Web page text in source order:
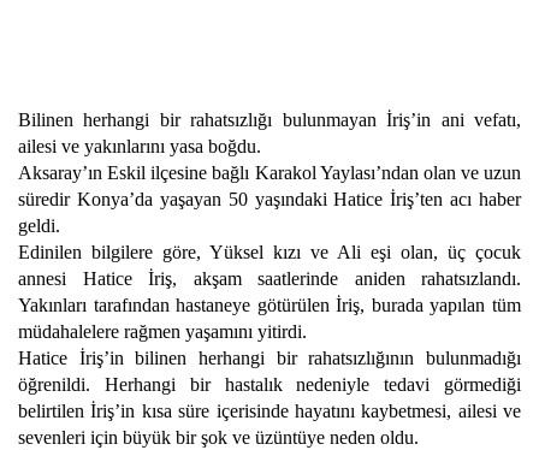
Bilinen herhangi bir rahatsızlığı bulunmayan İriş’in ani vefatı,
ailesi ve yakınlarını yasa boğdu.
Aksaray’ın Eskil ilçesine bağlı Karakol Yaylası’ndan olan ve uzun
süredir Konya’da yaşayan 50 yaşındaki Hatice İriş’ten acı haber
geldi.
Edinilen bilgilere göre, Yüksel kızı ve Ali eşi olan, üç çocuk
annesi Hatice İriş, akşam saatlerinde aniden rahatsızlandı.
Yakınları tarafından hastaneye götürülen İriş, burada yapılan tüm
müdahalelere rağmen yaşamını yitirdi.
Hatice İriş’in bilinen herhangi bir rahatsızlığının bulunmadığı
öğrenildi. Herhangi bir hastalık nedeniyle tedavi görmediği
belirtilen İriş’in kısa süre içerisinde hayatını kaybetmesi, ailesi ve
sevenleri için büyük bir şok ve üzüntüye neden oldu.